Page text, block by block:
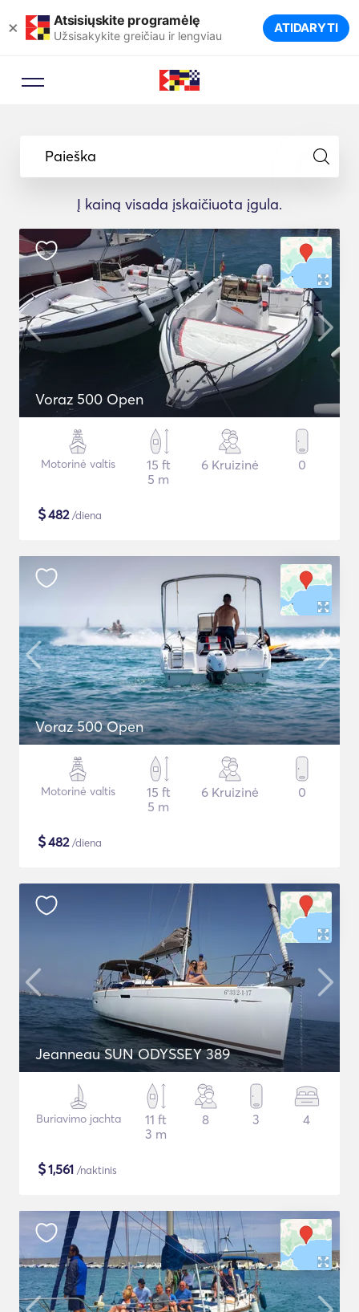
× Atsisiųskite programėlę
Užsisakykite greičiau ir lengviau ATIDARYTI
Paieška
Į kainą visada įskaičiuota įgula.
Voraz 500 Open
Motorinė valtis
15 ft
5 m
6 Kruizinė 0
$482/diena
Voraz 500 Open
Motorinė valtis
15 ft
5 m
6 Kruizinė 0
$482/diena
Jeanneau SUN ODYSSEY 389
Buriavimo jachta
11 ft
3 m
8 3 4
$1,561 /naktinis